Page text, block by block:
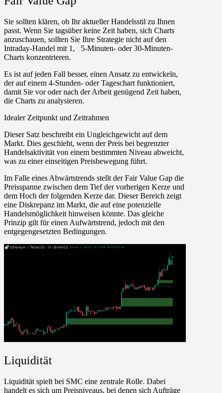
Sie sollten klären, ob Ihr aktueller Handelsstil zu Ihnen
passt. Wenn Sie tagsüber keine Zeit haben, sich Charts
anzuschauen, sollten Sie Ihre Strategie nicht auf den
Intraday-Handel mit 1, 5-Minuten- oder 30-Minuten-
Charts konzentrieren.
Es ist auf jeden Fall besser, einen Ansatz zu entwickeln,
der auf einem 4-Stunden- oder Tageschart funktioniert,
damit Sie vor oder nach der Arbeit genügend Zeit haben,
die Charts zu analysieren.
Idealer Zeitpunkt und Zeitrahmen
Dieser Satz beschreibt ein Ungleichgewicht auf dem
Markt. Dies geschieht, wenn der Preis bei begrenzter
Handelsaktivität von einem bestimmten Niveau abweicht,
was zu einer einseitigen Preisbewegung führt.
Im Falle eines Abwärtstrends stellt der Fair Value Gap die
Preisspanne zwischen dem Tief der vorherigen Kerze und
dem Hoch der folgenden Kerze dar. Dieser Bereich zeigt
eine Diskrepanz im Markt, die auf eine potenzielle
Handelsmöglichkeit hinweisen könnte. Das gleiche
Prinzip gilt für einen Aufwärtstrend, jedoch mit den
entgegengesetzten Bedingungen.
Liquidität
Liquidität spielt bei SMC eine zentrale Rolle. Dabei
handelt es sich um Preisniveaus, bei denen sich Aufträge